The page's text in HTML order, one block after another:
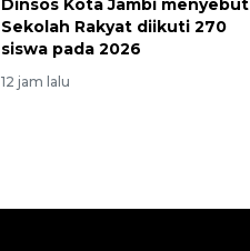
Dinsos Kota Jambi menyebut
Sekolah Rakyat diikuti 270
siswa pada 2026
12 jam lalu